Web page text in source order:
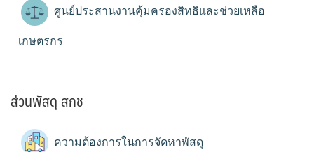
ศูนย์ประสานงานคุ้มครองสิทธิและช่วยเหลือ
เกษตรกร
ส่วนพัสดุ สกช
ความต้องการในการจัดหาพัสดุ